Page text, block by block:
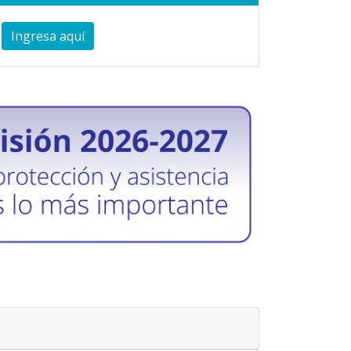
Ingresa aquí